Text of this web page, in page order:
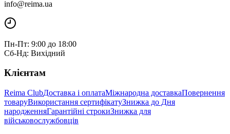
info@reima.ua
Пн-Пт: 9:00 до 18:00
Сб-Нд: Вихідний
Клієнтам
Reima ClubДоставка і оплатаМіжнародна доставкаПовернення
товаруВикористання сертифікатуЗнижка до Дня
народженняГарантійні строкиЗнижка для
військовослужбовців